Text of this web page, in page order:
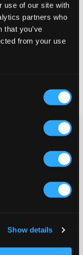
use of our site with
partners who
that you’ve
from your use
Show details
Stor
design. Mjuk och